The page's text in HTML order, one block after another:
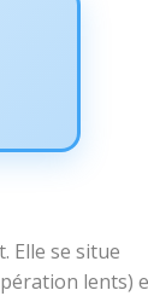
Elle se situe
lents)